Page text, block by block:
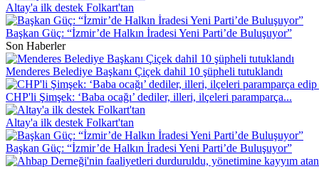
Altay'a ilk destek Folkart'tan
Başkan Güç: “İzmir’de Halkın İradesi Yeni Parti’de Buluşuyor”
Son Haberler
Menderes Belediye Başkanı Çiçek dahil 10 şüpheli tutuklandı
CHP'li Şimşek: ‘Baba ocağı’ dediler, illeri, ilçeleri paramparça...
Altay'a ilk destek Folkart'tan
Başkan Güç: “İzmir’de Halkın İradesi Yeni Parti’de Buluşuyor”